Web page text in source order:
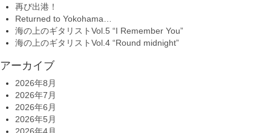
再び出港！
Returned to Yokohama…
海の上のギタリストVol.5 “I Remember You”
海の上のギタリストVol.4 “Round midnight”
アーカイブ
2026年8月
2026年7月
2026年6月
2026年5月